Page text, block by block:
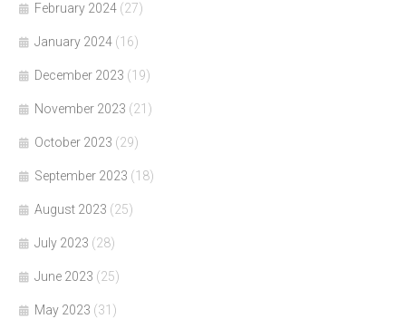
February 2024 (27)
January 2024 (16)
December 2023 (19)
November 2023 (21)
October 2023 (29)
September 2023 (18)
August 2023 (25)
July 2023 (28)
June 2023 (25)
May 2023 (31)